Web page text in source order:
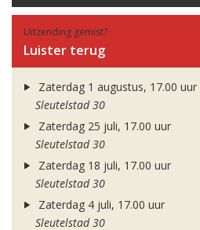
Uitzending gemist?
Luister terug
Zaterdag 1 augustus, 17.00 uur
Sleutelstad 30
Zaterdag 25 juli, 17.00 uur
Sleutelstad 30
Zaterdag 18 juli, 17.00 uur
Sleutelstad 30
Zaterdag 4 juli, 17.00 uur
Sleutelstad 30